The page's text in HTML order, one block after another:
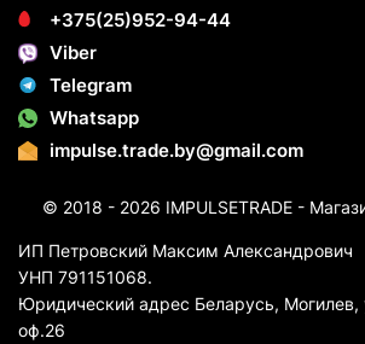
+375(25)952-94-44
Viber
Telegram
Whatsapp
impulse.trade.by@gmail.com
© 2018 - 2026 IMPULSETRADE -
ИП Петровский Максим Александрович
УНП 791151068.
Юридический адрес Беларусь, Могилев,
оф.26